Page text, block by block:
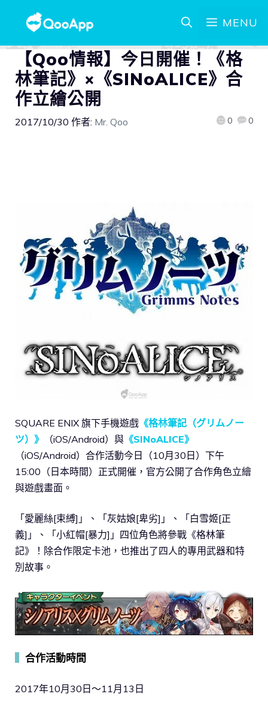
MENU
【Qoo情報】今日開催！《格
林筆記》×《SINoALICE》合
作立繪公開
2017/10/30 作者: Mr. Qoo 0 0
SQUARE ENIX 旗下手機遊戲 《格林筆記（グリムノー
ツ）》
（iOS/Android）與 《SINoALICE》
（iOS/Android）合作活動今日（10月30日）下午
15:00（日本時間）正式開催，官方公開了合作角色立繪
與遊戲畫面。
「愛麗絲[束縛]」、「灰姑娘[卑劣]」、「白雪姬[正
義]」、「小紅帽[暴力]」四位角色將參戰《格林筆
記》！除合作限定卡池，也推出了四人的專用武器和特
別故事。
合作活動時間
2017年10月30日～11月13日